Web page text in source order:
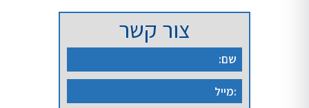
צור קשר